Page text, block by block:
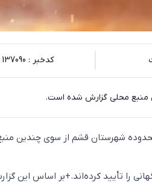
کدخبر : 137090
منبع محلی گزارش شده است.
شهرستان قشم از سوی چندین
را تأیید کرده‌اند.+بر اساس این